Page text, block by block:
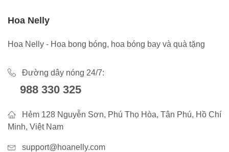
Hoa Nelly
Hoa Nelly - Hoa bong bóng, hoa bóng bay và quà tặng
Đường dây nóng 24/7:
988 330 325
Hẻm 128 Nguyễn Sơn, Phú Thọ Hòa, Tân Phú, Hồ Chí
Minh, Việt Nam
support@hoanelly.com